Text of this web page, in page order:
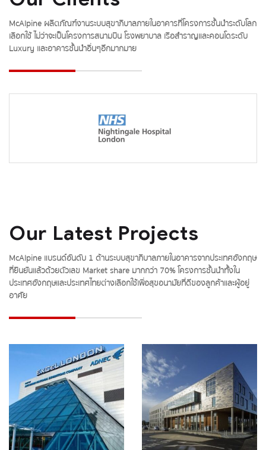
McAlpine ผลิตภัณฑ์งานระบบสุขาภิบาลภายในอาคารที่โครงการชั้นนำระดับโลก
เลือกใช้ ไม่ว่าจะเป็นโครงการสนามบิน โรงพยาบาล เรือสำราญและคอนโดระดับ
Luxury และอาคารชั้นนำอื่นๆอีกมากมาย
Our Latest Projects
McAlpine แบรนด์อันดับ 1 ด้านระบบสุขาภิบาลภายในอาคารจากประเทศอังกฤษ
ที่ยืนยันแล้วด้วยตัวเลข Market share มากกว่า 70% โครงการชั้นนำทั้งใน
ประเทศอังกฤษและประเทศไทยต่างเลือกใช้เพื่อสุขอนามัยที่ดีของลูกค้าและผู้อยู่
อาศัย